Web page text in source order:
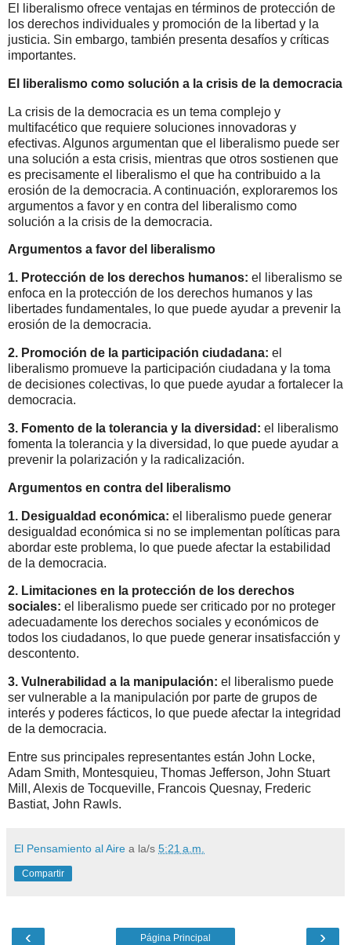
El liberalismo ofrece ventajas en términos de protección de
los derechos individuales y promoción de la libertad y la
justicia. Sin embargo, también presenta desafíos y críticas
importantes.
El liberalismo como solución a la crisis de la democracia
La crisis de la democracia es un tema complejo y
multifacético que requiere soluciones innovadoras y
efectivas. Algunos argumentan que el liberalismo puede ser
una solución a esta crisis, mientras que otros sostienen que
es precisamente el liberalismo el que ha contribuido a la
erosión de la democracia. A continuación, exploraremos los
argumentos a favor y en contra del liberalismo como
solución a la crisis de la democracia.
Argumentos a favor del liberalismo
1. Protección de los derechos humanos: el liberalismo se
enfoca en la protección de los derechos humanos y las
libertades fundamentales, lo que puede ayudar a prevenir la
erosión de la democracia.
2. Promoción de la participación ciudadana: el
liberalismo promueve la participación ciudadana y la toma
de decisiones colectivas, lo que puede ayudar a fortalecer la
democracia.
3. Fomento de la tolerancia y la diversidad: el liberalismo
fomenta la tolerancia y la diversidad, lo que puede ayudar a
prevenir la polarización y la radicalización.
Argumentos en contra del liberalismo
1. Desigualdad económica: el liberalismo puede generar
desigualdad económica si no se implementan políticas para
abordar este problema, lo que puede afectar la estabilidad
de la democracia.
2. Limitaciones en la protección de los derechos
sociales: el liberalismo puede ser criticado por no proteger
adecuadamente los derechos sociales y económicos de
todos los ciudadanos, lo que puede generar insatisfacción y
descontento.
3. Vulnerabilidad a la manipulación: el liberalismo puede
ser vulnerable a la manipulación por parte de grupos de
interés y poderes fácticos, lo que puede afectar la integridad
de la democracia.
Entre sus principales representantes están John Locke,
Adam Smith, Montesquieu, Thomas Jefferson, John Stuart
Mill, Alexis de Tocqueville, Francois Quesnay, Frederic
Bastiat, John Rawls.
El Pensamiento al Aire a la/s 5:21 a.m.
Compartir
‹ ›
Página Principal